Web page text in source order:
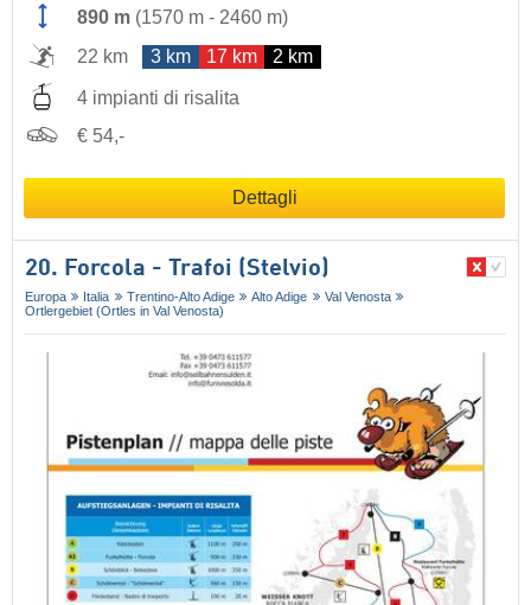
890 m (1570 m - 2460 m)
22 km
3 km 17 km 2 km
4 impianti di risalita
€ 54,-
Dettagli
20. Forcola - Trafoi (Stelvio)
Europa Italia Trentino-Alto Adige Alto Adige
Val Venosta
Ortlergebiet (Ortles in Val Venosta)